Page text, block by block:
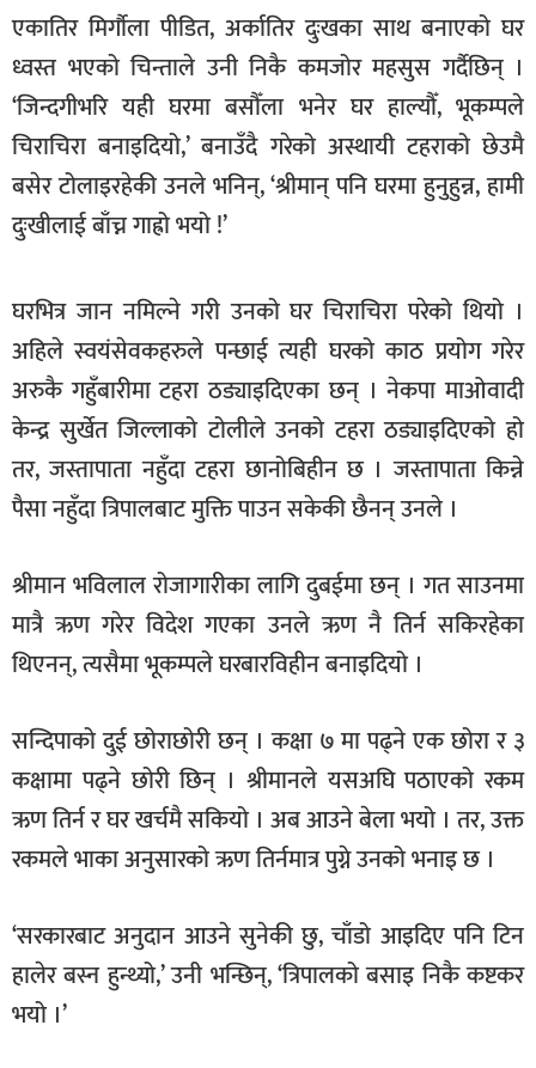
खेलकुद
मनोरञ्जन
फोटो
/
भिडियो
समाज
शिक्षा
विचार
स्वास्थ्य
एकातिर मिर्गौला पीडित, अर्कातिर दुःखका साथ बनाएको घर
ध्वस्त भएको चिन्ताले उनी निकै कमजोर महसुस गर्दैछिन् ।
‘जिन्दगीभरि यही घरमा बसौँला भनेर घर हाल्यौँ, भूकम्पले
चिराचिरा बनाइदियो,’ बनाउँदै गरेको अस्थायी टहराको छेउमै
बसेर टोलाइरहेकी उनले भनिन्, ‘श्रीमान् पनि घरमा हुनुहुन्न, हामी
दुःखीलाई बाँच्न गाह्रो भयो !’
घरभित्र जान नमिल्ने गरी उनको घर चिराचिरा परेको थियो ।
अहिले स्वयंसेवकहरुले पन्छाई त्यही घरको काठ प्रयोग गरेर
अरुकै गहुँबारीमा टहरा ठड्याइदिएका छन् । नेकपा माओवादी
केन्द्र सुर्खेत जिल्लाको टोलीले उनको टहरा ठड्याइदिएको हो
तर, जस्तापाता नहुँदा टहरा छानोबिहीन छ । जस्तापाता किन्ने
पैसा नहुँदा त्रिपालबाट मुक्ति पाउन सकेकी छैनन् उनले ।
श्रीमान भविलाल रोजागारीका लागि दुबईमा छन् । गत साउनमा
मात्रै ऋण गरेर विदेश गएका उनले ऋण नै तिर्न सकिरहेका
थिएनन्, त्यसैमा भूकम्पले घरबारविहीन बनाइदियो ।
सन्दिपाको दुई छोराछोरी छन् । कक्षा ७ मा पढ्ने एक छोरा र ३
कक्षामा पढ्ने छोरी छिन् । श्रीमानले यसअघि पठाएको रकम
ऋण तिर्न र घर खर्चमै सकियो । अब आउने बेला भयो । तर, उक्त
रकमले भाका अनुसारको ऋण तिर्नमात्र पुग्ने उनको भनाइ छ ।
‘सरकारबाट अनुदान आउने सुनेकी छु, चाँडो आइदिए पनि टिन
हालेर बस्न हुन्थ्यो,’ उनी भन्छिन्, ‘त्रिपालको बसाइ निकै कष्टकर
भयो ।’